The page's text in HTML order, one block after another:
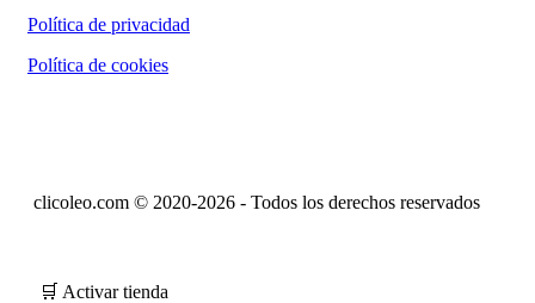
Política de privacidad
Política de cookies
clicoleo.com © 2020-2026 - Todos los derechos reservados
🛒 Activar tienda